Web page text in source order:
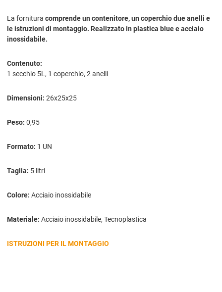
La fornitura comprende un contenitore, un coperchio due anelli e
le istruzioni di montaggio. Realizzato in plastica blue e acciaio
inossidabile.
Contenuto:
1 secchio 5L, 1 coperchio, 2 anelli
Dimensioni: 26x25x25
Peso: 0,95
Formato: 1 UN
Taglia: 5 litri
Colore: Acciaio inossidabile
Materiale: Acciaio inossidabile, Tecnoplastica
ISTRUZIONI PER IL MONTAGGIO